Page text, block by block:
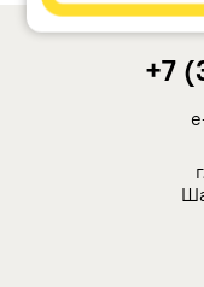
Carwel
+7